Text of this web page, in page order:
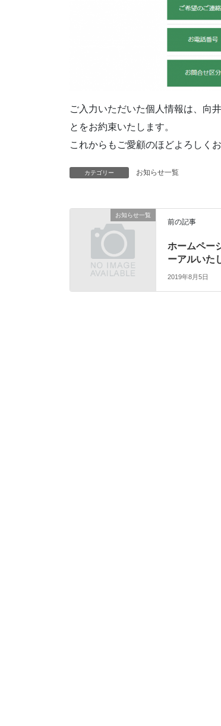
ご入力いただいた個人情報は、向
とをお約束いたします。
これからもご愛顧のほどよろしく
カテゴリー お知らせ一覧
お知らせ一覧
前の記事
ホームペー
ーアルいた
2019年8月5日